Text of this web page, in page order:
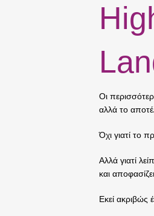
Οι
αλλά το
Όχι γιατί το
Αλλά γιατί
και
Εκεί ακριβώς